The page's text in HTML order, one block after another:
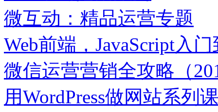
微互动：精品运营专题
Web前端，JavaScript入
微信运营营销全攻略（
用WordPress做网站系列